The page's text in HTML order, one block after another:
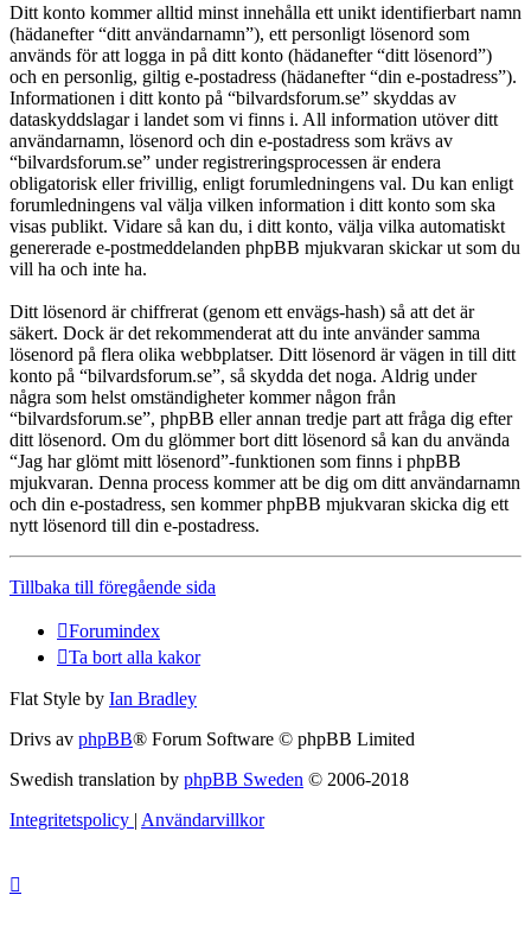
Ditt konto kommer alltid minst innehålla ett unikt identifierbart namn
(hädanefter “ditt användarnamn”), ett personligt lösenord som
används för att logga in på ditt konto (hädanefter “ditt lösenord”)
och en personlig, giltig e-postadress (hädanefter “din e-postadress”).
Informationen i ditt konto på “bilvardsforum.se” skyddas av
dataskyddslagar i landet som vi finns i. All information utöver ditt
användarnamn, lösenord och din e-postadress som krävs av
“bilvardsforum.se” under registreringsprocessen är endera
obligatorisk eller frivillig, enligt forumledningens val. Du kan enligt
forumledningens val välja vilken information i ditt konto som ska
visas publikt. Vidare så kan du, i ditt konto, välja vilka automatiskt
genererade e-postmeddelanden phpBB mjukvaran skickar ut som du
vill ha och inte ha.
Ditt lösenord är chiffrerat (genom ett envägs-hash) så att det är
säkert. Dock är det rekommenderat att du inte använder samma
lösenord på flera olika webbplatser. Ditt lösenord är vägen in till ditt
konto på “bilvardsforum.se”, så skydda det noga. Aldrig under
några som helst omständigheter kommer någon från
“bilvardsforum.se”, phpBB eller annan tredje part att fråga dig efter
ditt lösenord. Om du glömmer bort ditt lösenord så kan du använda
“Jag har glömt mitt lösenord”-funktionen som finns i phpBB
mjukvaran. Denna process kommer att be dig om ditt användarnamn
och din e-postadress, sen kommer phpBB mjukvaran skicka dig ett
nytt lösenord till din e-postadress.
Tillbaka till föregående sida
Forumindex
Ta bort alla kakor
Flat Style by Ian Bradley
Drivs av phpBB® Forum Software © phpBB Limited
Swedish translation by phpBB Sweden © 2006-2018
Integritetspolicy | Användarvillkor